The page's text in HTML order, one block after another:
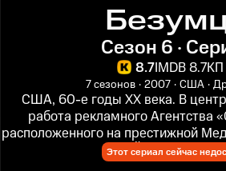
Сезон 6 ·
8.7IMDB 8.7КП
7 сезонов 2007 США
США, 60-е годы ХХ века. В
работа рекламного Агентства
расположенного на престижной
Нью-Йорка, и жизнь
Этот сериал сейчас